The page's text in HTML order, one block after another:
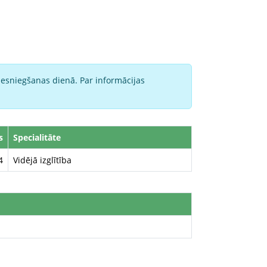
dienā. Par informācijas
Specialitāte
Vidējā izglītība